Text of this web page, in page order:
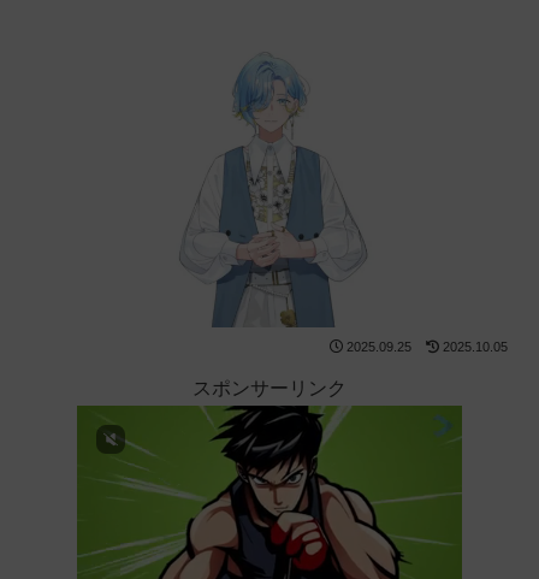
2025.09.25 2025.10.05
スポンサーリンク